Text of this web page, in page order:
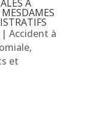
À
| Accident à
,
et